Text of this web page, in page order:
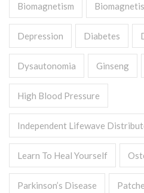
Biomagnetism
Depression Diabetes
Dysautonomia Ginseng
High Blood Pressure
Independent Lifewave
Learn To Heal Yourself
Parkinson’s Disease